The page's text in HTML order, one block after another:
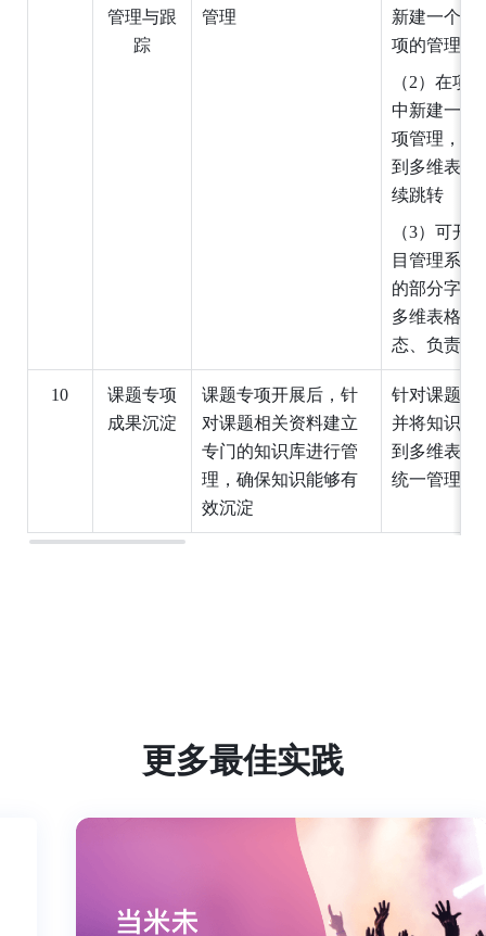
管理与跟
踪
管理
新建一个实
项的管理
（2）在项
中新建一个
项管理，并
到多维表格
续跳转
（3）可开
目管理系统
的部分字段
多维表格中
态、负责人
10
课题专项
成果沉淀
课题专项开展后，针
对课题相关资料建立
专门的知识库进行管
理，确保知识能够有
效沉淀
针对课题创
并将知识库
到多维表格
统一管理
更多最佳实践